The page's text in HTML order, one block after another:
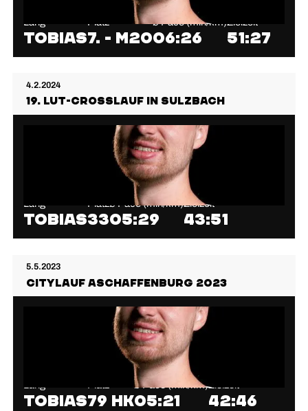
Lang
Tobias
Platz
7. - M20
⌀ Pace (min/km)
06:26
Zielzeit
51:27
4.2.2024
19. LuT-Crosslauf in Sulzbach
Lang
Tobias
Platz
33
⌀ Pace (min/km)
05:29
Zielzeit
43:51
5.5.2023
Citylauf Aschaffenburg 2023
Tobias79 HK
⌀ Pace (min/km)
05:21
Zielzeit
42:46